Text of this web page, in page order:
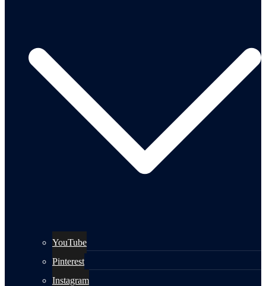
YouTube
Pinterest
Instagram